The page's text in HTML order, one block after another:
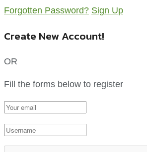
Forgotten Password? Sign Up
Create New Account!
OR
Fill the forms below to register